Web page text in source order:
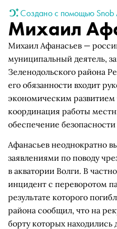
Создано с помощью Snob
Михаил
Михаил Афанасьев —
муниципальный деятель,
Зеленодольского района
его обязанности входит
экономическим развитием
координация работы
обеспечение
Афанасьев неоднократно
заявлениями по поводу
в акватории Волги. В
инцидент с переворотом
результате которого
района сообщил, что на
борту которых находились